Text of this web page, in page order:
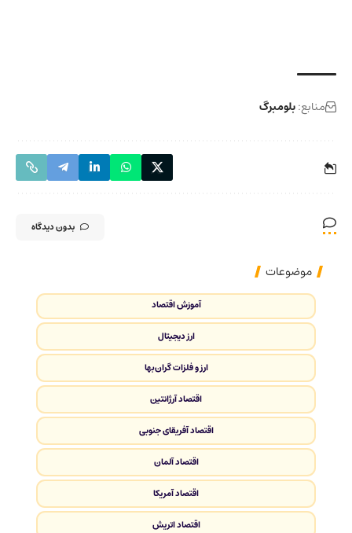
منابع:بلومبرگ
بدون دیدگاه
موضوعات
آموزش اقتصاد
ارز دیجیتال
ارز و فلزات گران‌بها
اقتصاد آرژانتین
اقتصاد آفریقای جنوبی
اقتصاد آلمان
اقتصاد آمریکا
اقتصاد اتریش